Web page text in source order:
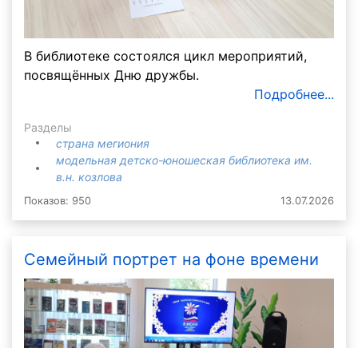
В библиотеке состоялся цикл мероприятий,
посвящённых Дню дружбы.
Подробнее...
Разделы
страна мегиония
модельная детско-юношеская библиотека им.
в.н. козлова
Показов: 950 13.07.2026
Семейный портрет на фоне времени